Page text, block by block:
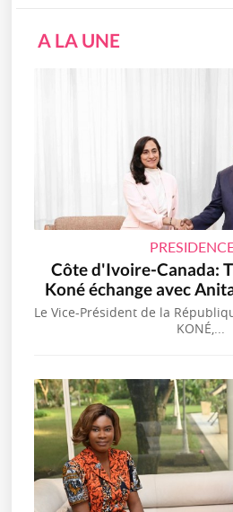
A LA UNE
Côte d'Ivoire-Canada:
Koné échange avec
Le Vice-Président de la
KONÉ,...